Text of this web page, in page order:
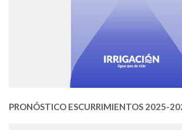
PRONÓSTICO ESCURRIMIENTOS 2025-